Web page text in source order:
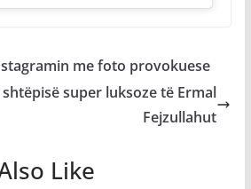
me foto provokuese
super luksoze të Ermal
Fejzullahut
Like